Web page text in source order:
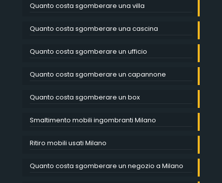
Quanto costa sgomberare una villa
Quanto costa sgomberare una cascina
Quanto costa sgomberare un ufficio
Quanto costa sgomberare un capannone
Quanto costa sgomberare un box
Smaltimento mobili ingombranti Milano
Ritiro mobili usati Milano
Quanto costa sgomberare un negozio a Milano